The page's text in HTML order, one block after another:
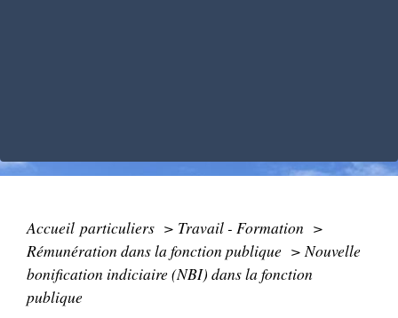
Accueil particuliers > Travail - Formation >
Rémunération dans la fonction publique > Nouvelle
bonification indiciaire (NBI) dans la fonction
publique